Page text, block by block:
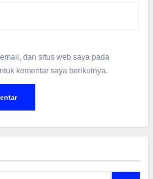
dan situs web saya pada
komentar saya berikutnya.